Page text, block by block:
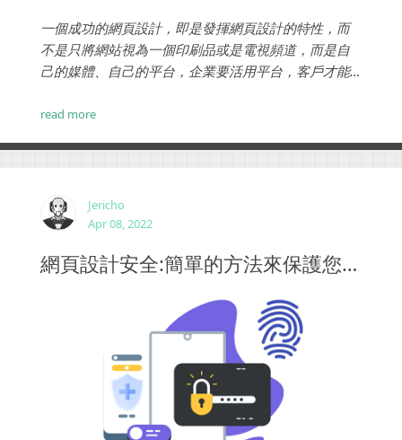
一個成功的網頁設計，即是發揮網頁設計的特性，而
不是只將網站視為一個印刷品或是電視頻道，而是自
己的媒體、自己的平台，企業要活用平台，客戶才能
值。網站的總體設計，必須要兼顧視覺上的呈現、功
read more
Jericho
Apr 08, 2022
網頁設計安全:簡單的方法來保護您的網站免受網路攻擊